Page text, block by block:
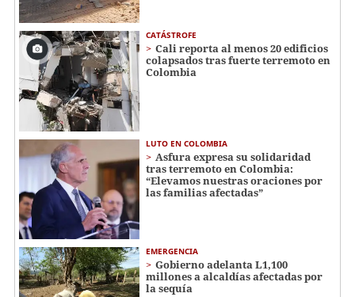
CATÁSTROFE
Cali reporta al menos 20 edificios
colapsados tras fuerte terremoto en
Colombia
LUTO EN COLOMBIA
Asfura expresa su solidaridad
tras terremoto en Colombia:
“Elevamos nuestras oraciones por
las familias afectadas”
EMERGENCIA
Gobierno adelanta L1,100
millones a alcaldías afectadas por
la sequía